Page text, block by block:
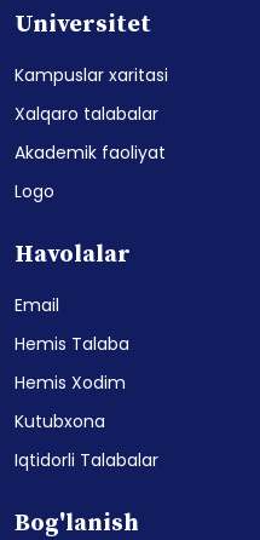
Universitet
Kampuslar xaritasi
Xalqaro talabalar
Akademik faoliyat
Logo
Havolalar
Email
Hemis Talaba
Hemis Xodim
Kutubxona
Iqtidorli Talabalar
Bog'lanish